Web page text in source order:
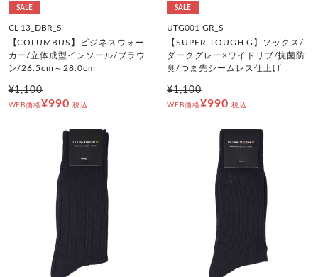
SALE
CL-13_DBR_S
【COLUMBUS】ビジネスウォー
カー/立体成型インソール/ブラウ
ン/26.5cm～28.0cm
¥1,100
WEB価格¥990 税込
SALE
UTG001-GR_S
【SUPER TOUGH G】ソックス/
ダークグレー×ワイドリブ/抗菌防
臭/つま先シームレス仕上げ
¥1,100
WEB価格¥990 税込